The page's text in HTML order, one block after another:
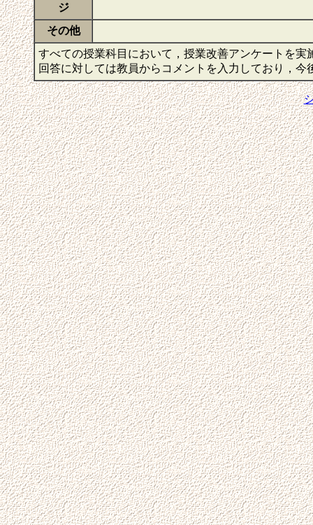
ジ
その他
すべての授業科目において，授業改善アンケートを
回答に対しては教員からコメントを入力しており，